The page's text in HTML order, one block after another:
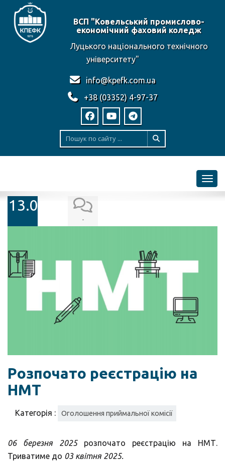
ВСП "Ковельський промислово-
економічний фаховий коледж
Луцького національного технічного
університету"
info@kpefk.com.ua
+38 (03352) 4-97-37
13.03.2025
-
Розпочато реєстрацію на
НМТ
Категорія : Оголошення приймальної комісії
06 березня 2025розпочато реєстрацію на НМТ.
Триватиме до 03 квітня 2025.